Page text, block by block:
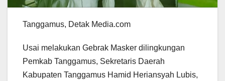
Tanggamus, Detak Media.com
Usai melakukan Gebrak Masker dilingkungan
Pemkab Tanggamus, Sekretaris Daerah
Kabupaten Tanggamus Hamid Heriansyah Lubis,